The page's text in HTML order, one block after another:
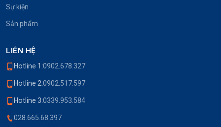
Sự kiện
Sản phẩm
LIÊN HỆ
Hotline 1:0902.678.327
Hotline 2:0902.517.597
Hotline 3:0339.953.584
028.665.68.397